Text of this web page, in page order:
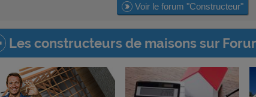
Voir le forum "Constructeur"
Les constructeurs de maisons sur